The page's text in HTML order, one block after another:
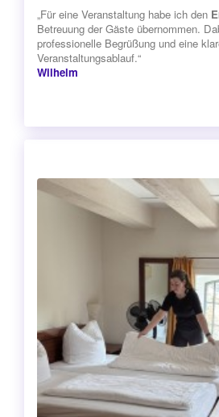
„Für eine Veranstaltung habe ich den
Betreuung der Gäste übernommen.
professionelle Begrüßung und eine
Veranstaltungsablauf.“
Wilhelm